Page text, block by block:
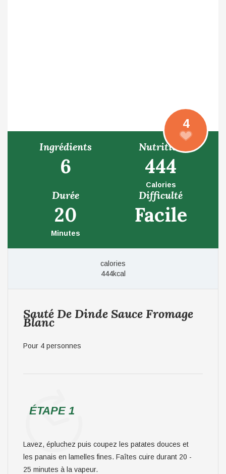
4
Ingrédients
6
Nutrition
444
Calories
Durée
20
Minutes
Difficulté
Facile
calories
444kcal
Sauté De Dinde Sauce Fromage
Blanc
Pour 4 personnes
ÉTAPE 1
Lavez, épluchez puis coupez les patates douces et
les panais en lamelles fines. Faîtes cuire durant 20 -
25 minutes à la vapeur.